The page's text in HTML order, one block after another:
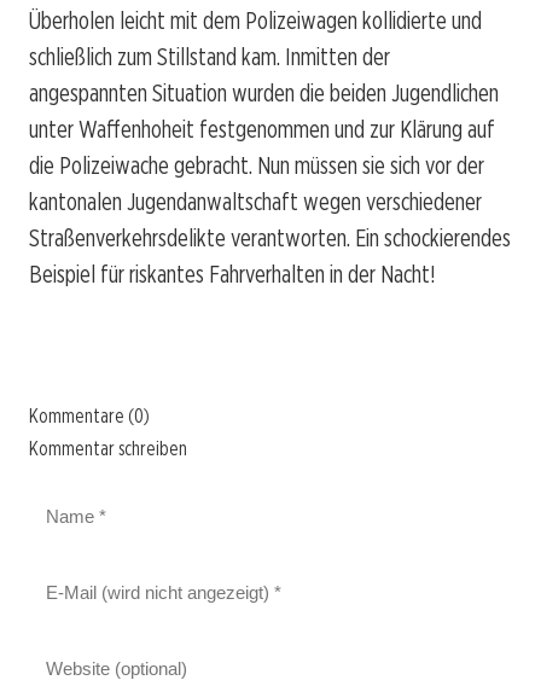
Überholen leicht mit dem Polizeiwagen kollidierte und
schließlich zum Stillstand kam. Inmitten der
angespannten Situation wurden die beiden Jugendlichen
unter Waffenhoheit festgenommen und zur Klärung auf
die Polizeiwache gebracht. Nun müssen sie sich vor der
kantonalen Jugendanwaltschaft wegen verschiedener
Straßenverkehrsdelikte verantworten. Ein schockierendes
Beispiel für riskantes Fahrverhalten in der Nacht!
Kommentare (0)
Kommentar schreiben